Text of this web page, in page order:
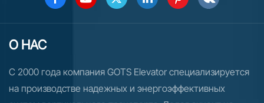
О НАС
С 2000 года компания GOTS Elevator специализируется
на производстве надежных и энергоэффективных